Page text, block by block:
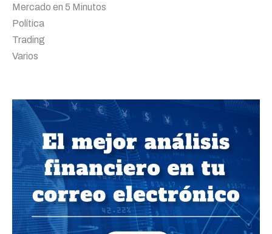
Mercado en 5 Minutos
Política
Trading
Varios